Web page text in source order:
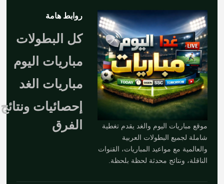
موقع مباريات اليوم والغد يقدم تغطية
شاملة لجميع البطولات العربية
والعالمية مع مواعيد المباريات، القنوات
الناقلة، ونتائج محدثة لحظة بلحظة.
روابط هامة
كل البطولات
مباريات اليوم
مباريات الغد
إحصائيات ونتائج
الفرق